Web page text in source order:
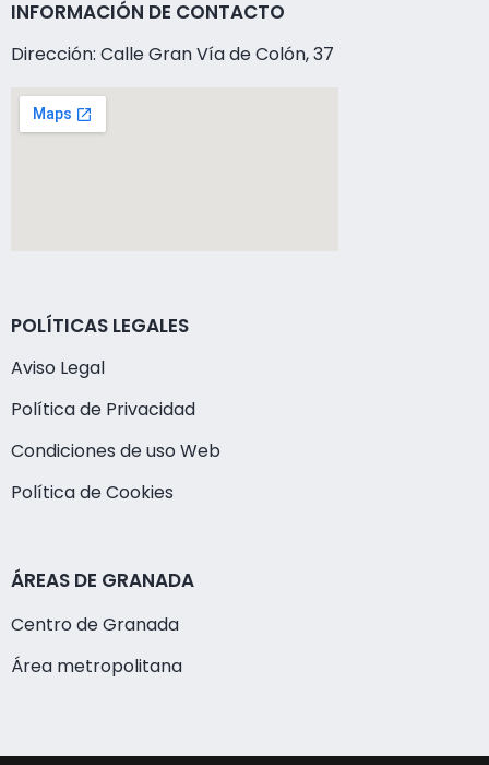
INFORMACIÓN DE CONTACTO
Dirección: Calle Gran Vía de Colón, 37
POLÍTICAS LEGALES
Aviso Legal
Política de Privacidad
Condiciones de uso Web
Política de Cookies
ÁREAS DE GRANADA
Centro de Granada
Área metropolitana